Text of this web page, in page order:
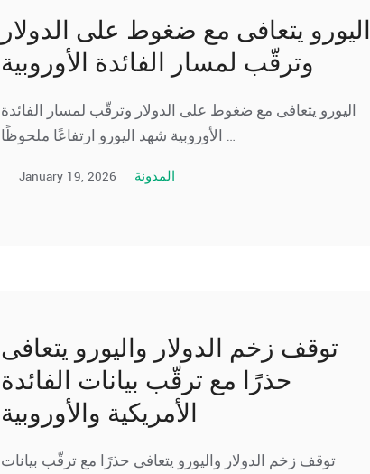
اليورو يتعافى مع ضغوط على الدولار
وترقّب لمسار الفائدة الأوروبية
اليورو يتعافى مع ضغوط على الدولار وترقّب لمسار الفائدة
الأوروبية شهد اليورو ارتفاعًا ملحوظًا …
January 19, 2026 المدونة
توقف زخم الدولار واليورو يتعافى
حذرًا مع ترقّب بيانات الفائدة
الأمريكية والأوروبية
توقف زخم الدولار واليورو يتعافى حذرًا مع ترقّب بيانات